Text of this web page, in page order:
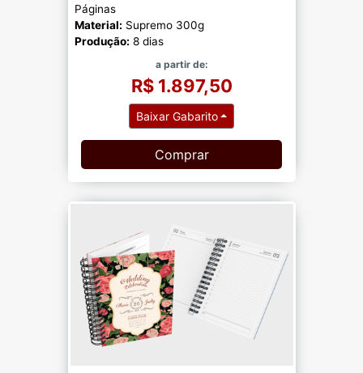
Páginas
Material: Supremo 300g
Produção: 8 dias
a partir de:
R$ 1.897,50
Baixar Gabarito
Comprar